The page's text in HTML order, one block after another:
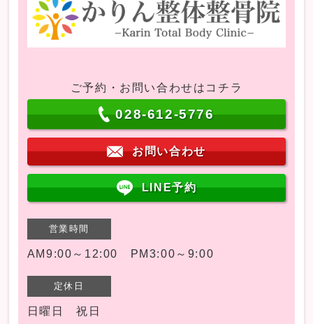
ご予約・お問い合わせはコチラ
028-612-5776
お問い合わせ
LINE予約
営業時間
AM9:00～12:00 PM3:00～9:00
定休日
日曜日 祝日